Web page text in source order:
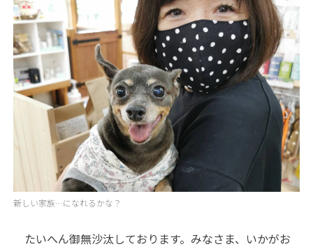
新しい家族…になれるかな？
たいへん御無沙汰しております。みなさま、いかがお